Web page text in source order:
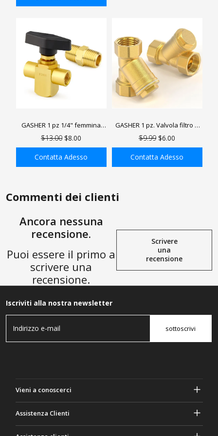
GASHER 1 pz 1/4" femmina
valvola a sfera in ottone a 3
e nipplo 1/4"NPT
$13.00 $8.00
Contatta Adesso
GASHER 1 pz. Valvola filtro a
rete femmina in ottone a Y per
$9.99 $6.00
Contatta Adesso
Commenti dei clienti
Ancora nessuna
recensione.
Puoi essere il primo a
scrivere una
recensione.
Scrivere
una
recensione
Iscriviti alla nostra newsletter
sottoscrivi
Vieni a conoscerci
Assistenza Clienti